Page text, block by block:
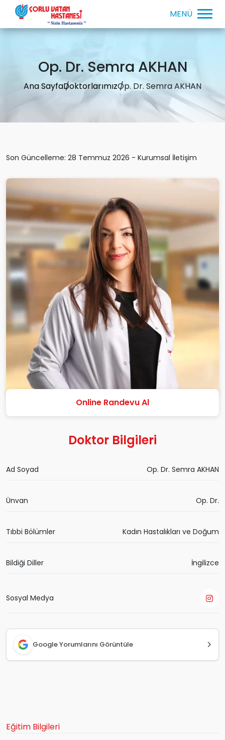
Op. Dr. Semra AKHAN
Ana SayfaDoktorlarımızOp. Dr. Semra AKHAN
Son Güncelleme: 28 Temmuz 2026 - Kurumsal İletişim
Online Randevu Al
Doktor Bilgileri
Ad Soyad Op. Dr. Semra AKHAN
Ünvan Op. Dr.
Tıbbi Bölümler Kadın Hastalıkları ve Doğum
Bildiği Diller İngilizce
Sosyal Medya
Google Yorumlarını Görüntüle
Eğitim Bilgileri